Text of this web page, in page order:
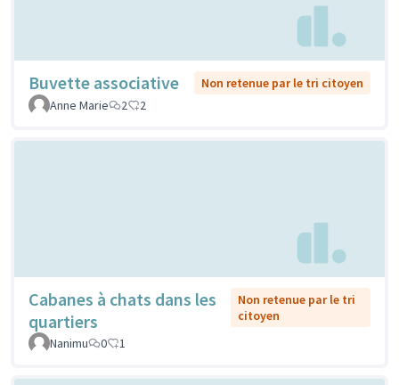
Buvette associative
Non retenue par le tri citoyen
Anne Marie
2 2
Cabanes à chats dans les
quartiers
Non retenue par le tri
citoyen
Nanimu
0 1